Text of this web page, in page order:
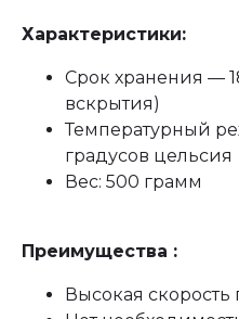
Характеристики:
Срок хранения —
вскрытия)
Температурный
градусов цельсия
Вес: 500 грамм
Преимущества :
Высокая скорость